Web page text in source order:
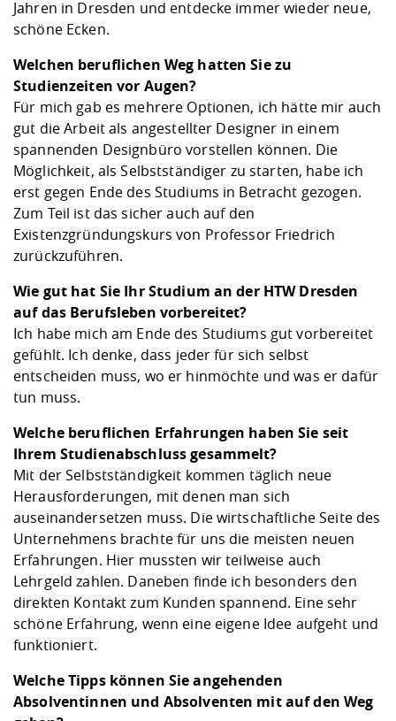
Jahren in Dresden und entdecke immer wieder neue,
schöne Ecken.
Welchen beruflichen Weg hatten Sie zu
Studienzeiten vor Augen?
Für mich gab es mehrere Optionen, ich hätte mir auch
gut die Arbeit als angestellter Designer in einem
spannenden Designbüro vorstellen können. Die
Möglichkeit, als Selbstständiger zu starten, habe ich
erst gegen Ende des Studiums in Betracht gezogen.
Zum Teil ist das sicher auch auf den
Existenzgründungskurs von Professor Friedrich
zurückzuführen.
Wie gut hat Sie Ihr Studium an der HTW Dresden
auf das Berufsleben vorbereitet?
Ich habe mich am Ende des Studiums gut vorbereitet
gefühlt. Ich denke, dass jeder für sich selbst
entscheiden muss, wo er hinmöchte und was er dafür
tun muss.
Welche beruflichen Erfahrungen haben Sie seit
Ihrem Studienabschluss gesammelt?
Mit der Selbstständigkeit kommen täglich neue
Herausforderungen, mit denen man sich
auseinandersetzen muss. Die wirtschaftliche Seite des
Unternehmens brachte für uns die meisten neuen
Erfahrungen. Hier mussten wir teilweise auch
Lehrgeld zahlen. Daneben finde ich besonders den
direkten Kontakt zum Kunden spannend. Eine sehr
schöne Erfahrung, wenn eine eigene Idee aufgeht und
funktioniert.
Welche Tipps können Sie angehenden
Absolventinnen und Absolventen mit auf den Weg